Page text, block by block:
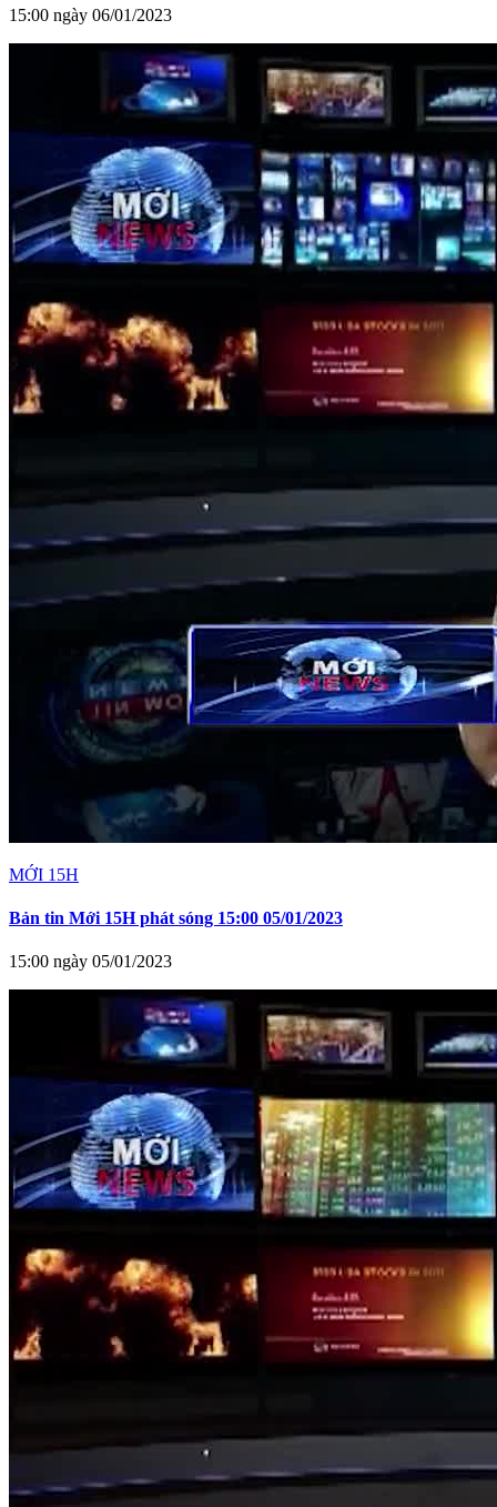
15:00 ngày 06/01/2023
MỚI 15H
Bản tin Mới 15H phát sóng 15:00 05/01/2023
15:00 ngày 05/01/2023